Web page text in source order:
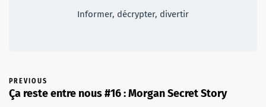
Informer, décrypter, divertir
PREVIOUS
Ça reste entre nous #16 : Morgan Secret Story